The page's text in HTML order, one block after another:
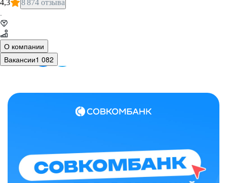
4,3 8 874 отзыва
·
О компании
Вакансии1 082